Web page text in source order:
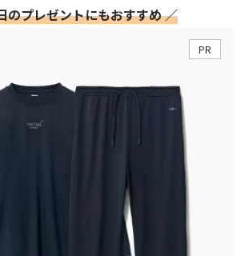
のプレゼントにもおすすめ ／
PR